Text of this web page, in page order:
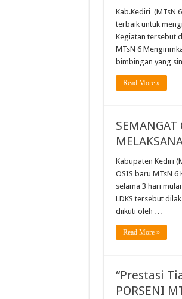
Kab.Kediri (MTsN
terbaik untuk
Kegiatan tersebut
MTsN 6
bimbingan yang
Read More »
Kabupaten Kediri
OSIS baru MTsN 6
selama 3 hari
LDKS tersebut
diikuti oleh …
Read More »
“Prestasi
PORSENI